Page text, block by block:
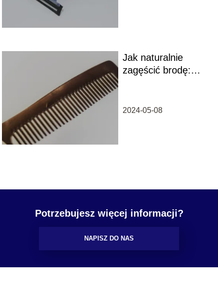
Jak naturalnie
zagęścić brodę:
2024-05-08
Potrzebujesz więcej informacji?
NAPISZ DO NAS